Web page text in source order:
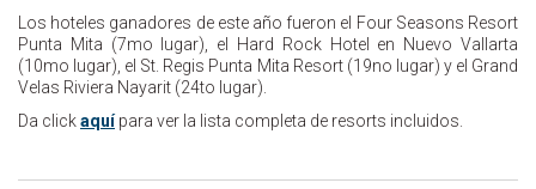
Los hoteles ganadores de este año fueron el Four Seasons Resort
Punta Mita (7mo lugar), el Hard Rock Hotel en Nuevo Vallarta
(10mo lugar), el St. Regis Punta Mita Resort (19no lugar) y el Grand
Velas Riviera Nayarit (24to lugar).
Da clickaquípara ver la lista completa de resorts incluidos.